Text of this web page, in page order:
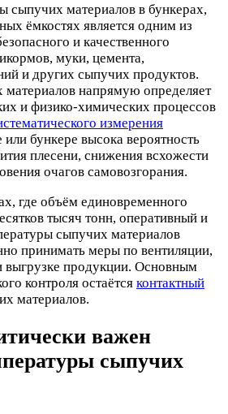
сыпучих материалов в бункерах,
ёмкостях является одним из
и качественного
муки, цемента,
и других сыпучих продуктов.
напрямую определяет
и физико-химических процессов
измерения
или бункере высока вероятность
плесени, снижения всхожести
очагов самовозгорания.
где объём единовременного
тысяч тонн, оперативный и
сыпучих материалов
принимать меры по вентиляции,
выгрузке продукции. Основным
контроля остаётся контактный
материалов.
важен
сыпучих